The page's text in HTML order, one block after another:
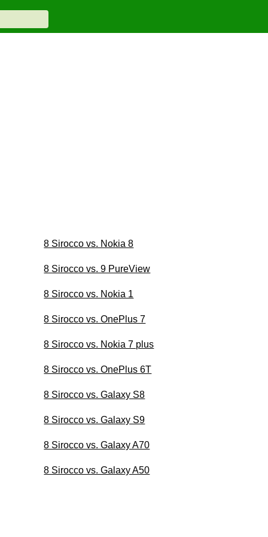
8 Sirocco vs. Nokia 8
8 Sirocco vs. 9 PureView
8 Sirocco vs. Nokia 1
8 Sirocco vs. OnePlus 7
8 Sirocco vs. Nokia 7 plus
8 Sirocco vs. OnePlus 6T
8 Sirocco vs. Galaxy S8
8 Sirocco vs. Galaxy S9
8 Sirocco vs. Galaxy A70
8 Sirocco vs. Galaxy A50